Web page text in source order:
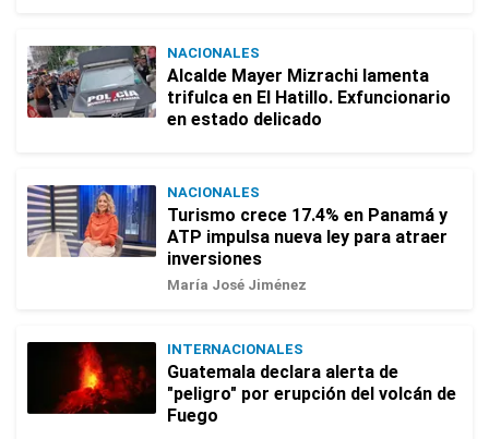
NACIONALES
Alcalde Mayer Mizrachi lamenta
trifulca en El Hatillo. Exfuncionario
en estado delicado
NACIONALES
Turismo crece 17.4% en Panamá y
ATP impulsa nueva ley para atraer
inversiones
María José Jiménez
INTERNACIONALES
Guatemala declara alerta de
"peligro" por erupción del volcán de
Fuego